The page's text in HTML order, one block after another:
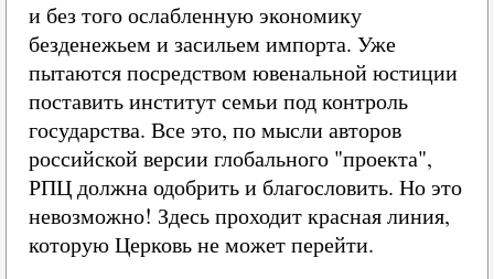
и без того ослабленную экономику
безденежьем и засильем импорта. Уже
пытаются посредством ювенальной юстиции
поставить институт семьи под контроль
государства. Все это, по мысли авторов
российской версии глобального "проекта",
РПЦ должна одобрить и благословить. Но это
невозможно! Здесь проходит красная линия,
которую Церковь не может перейти.